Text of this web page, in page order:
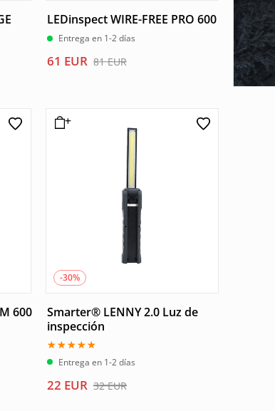
LEDinspect WIRE-FREE PRO 600
Entrega en 1-2 días
81EUR
El
81 EUR.
61 EUR
El
61 EUR.
600
-30%
Smarter® LENNY 2.0 Luz de
inspección
Valorado
con
de 5
Entrega en 1-2 días
32EUR
El
22 EUR
El